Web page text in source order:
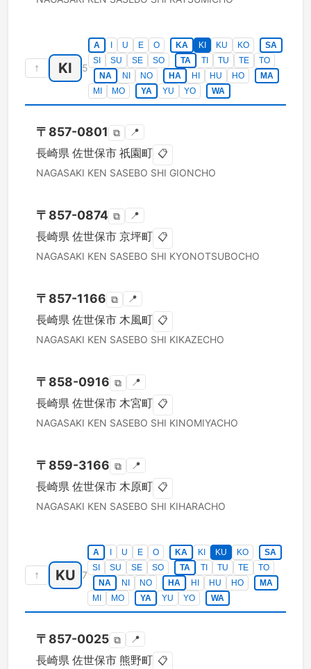
↑ KI 5
A U E O KA KI KU KO
SA
SI
SU SE SO TA TI TU TE
TO
NA
NI NO HA HI HU HO
MA
MI
MO YA YU YO WA
〒 857-0801 ⧉ 📍
長崎県 佐世保市 祇園町 📋
NAGASAKI KEN SASEBO SHI GIONCHO
〒 857-0874 ⧉ 📍
長崎県 佐世保市 京坪町 📋
NAGASAKI KEN SASEBO SHI KYONOTSUBOCHO
〒 857-1166 ⧉ 📍
長崎県 佐世保市 木風町 📋
NAGASAKI KEN SASEBO SHI KIKAZECHO
〒 858-0916 ⧉ 📍
長崎県 佐世保市 木宮町 📋
NAGASAKI KEN SASEBO SHI KINOMIYACHO
〒 859-3166 ⧉ 📍
長崎県 佐世保市 木原町 📋
NAGASAKI KEN SASEBO SHI KIHARACHO
↑ KU 7
A U E O KA KI KU KO
SA
SI
SU SE SO TA TI TU TE
TO
NA
NI NO HA HI HU HO
MA
MI
MO YA YU YO WA
〒 857-0025 ⧉ 📍
長崎県 佐世保市 熊野町 📋